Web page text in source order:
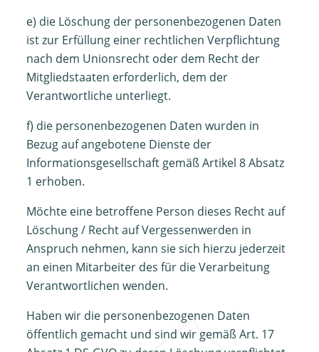
e) die Löschung der personenbezogenen Daten
ist zur Erfüllung einer rechtlichen Verpflichtung
nach dem Unionsrecht oder dem Recht der
Mitgliedstaaten erforderlich, dem der
Verantwortliche unterliegt.
f) die personenbezogenen Daten wurden in
Bezug auf angebotene Dienste der
Informationsgesellschaft gemäß Artikel 8 Absatz
1 erhoben.
Möchte eine betroffene Person dieses Recht auf
Löschung / Recht auf Vergessenwerden in
Anspruch nehmen, kann sie sich hierzu jederzeit
an einen Mitarbeiter des für die Verarbeitung
Verantwortlichen wenden.
Haben wir die personenbezogenen Daten
öffentlich gemacht und sind wir gemäß Art. 17